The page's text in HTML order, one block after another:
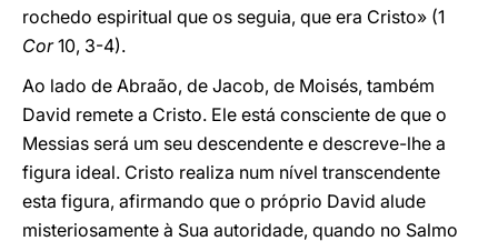
rochedo espiritual que os seguia, que era Cristo» (1
Cor10, 3-4).
Ao lado de Abraão, de Jacob, de Moisés, também
David remete a Cristo. Ele está consciente de que o
Messias será um seu descendente e descreve-lhe a
figura ideal. Cristo realiza num nível transcendente
esta figura, afirmando que o próprio David alude
misteriosamente à Sua autoridade, quando no Salmo